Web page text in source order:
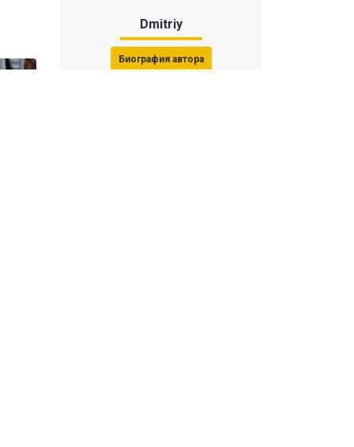
Dmitriy
Биография автора